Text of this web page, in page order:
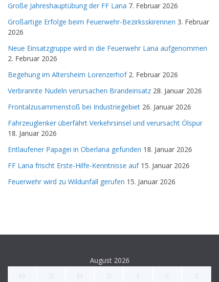
Große Jahreshauptübung der FF Lana 7. Februar 2026
Großartige Erfolge beim Feuerwehr-Bezirksskirennen 3. Februar
2026
Neue Einsatzgruppe wird in die Feuerwehr Lana aufgenommen
2. Februar 2026
Begehung im Altersheim Lorenzerhof 2. Februar 2026
Verbrannte Nudeln verursachen Brandeinsatz 28. Januar 2026
Frontalzusammenstoß bei Industriegebiet 26. Januar 2026
Fahrzeuglenker überfährt Verkehrsinsel und verursacht Ölspur
18. Januar 2026
Entlaufener Papagei in Oberlana gefunden 18. Januar 2026
FF Lana frischt Erste-Hilfe-Kenntnisse auf 15. Januar 2026
Feuerwehr wird zu Wildunfall gerufen 15. Januar 2026
August 2026